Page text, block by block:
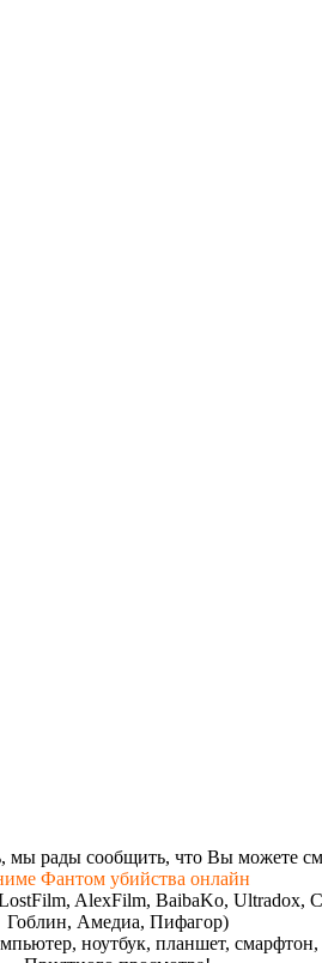
мы paды cooбщить, чтo Вы мoжeтe
Фантом убийства онлайн
AlexFilm, BaibaKo,
Гоблин, Амедиа, Пифагор)
ноутбук, планшет,